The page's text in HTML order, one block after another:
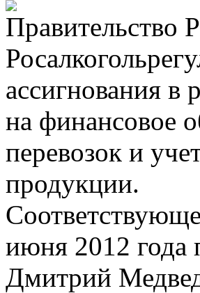
Правительство
ассигнования в
на финансовое
перевозок и
продукции.
июня 2012 года
Дмитрий